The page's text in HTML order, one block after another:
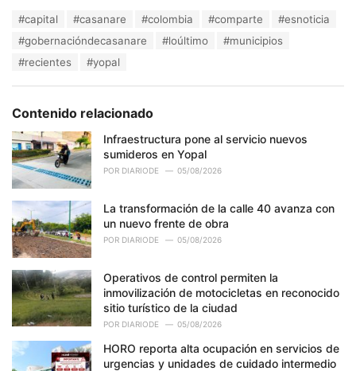
e
s
:
#capital #casanare #colombia #comparte
#esnoticia
#gobernacióndecasanare
#loúltimo
#municipios
#recientes
#yopal
Contenido relacionado
Infraestructura pone al servicio nuevos
sumideros en Yopal
POR DIARIODE 05/08/2026
La transformación de la calle 40 avanza con
un nuevo frente de obra
POR DIARIODE 05/08/2026
Operativos de control permiten la
inmovilización de motocicletas en reconocido
sitio turístico de la ciudad
POR DIARIODE 05/08/2026
HORO reporta alta ocupación en servicios de
urgencias y unidades de cuidado intermedio